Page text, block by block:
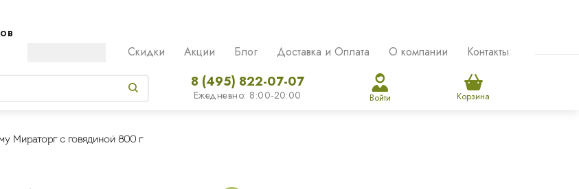
Скидки Акции Блог Доставка и Оплата О компании Контакты
8 (495) 822-07-07
Ежедневно: 8:00-20:00 Войти Корзина
Мираторг с говядиной 800 г